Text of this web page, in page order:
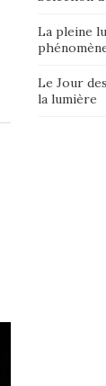
La pleine
Le Jour
la lumière